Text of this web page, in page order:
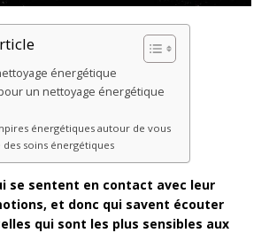
énergétique
un nettoyage énergétique
énergétiques autour de vous
des soins énergétiques
se sentent en contact avec leur
et donc qui savent écouter
qui sont les plus sensibles aux